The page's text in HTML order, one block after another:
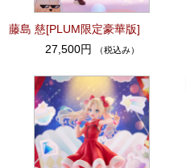
藤島 慈[PLUM限定豪華版]
27,500円
（税込み）